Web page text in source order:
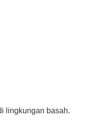
lingkungan basah.